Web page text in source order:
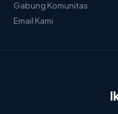
Gabung Komunitas
Email Kami